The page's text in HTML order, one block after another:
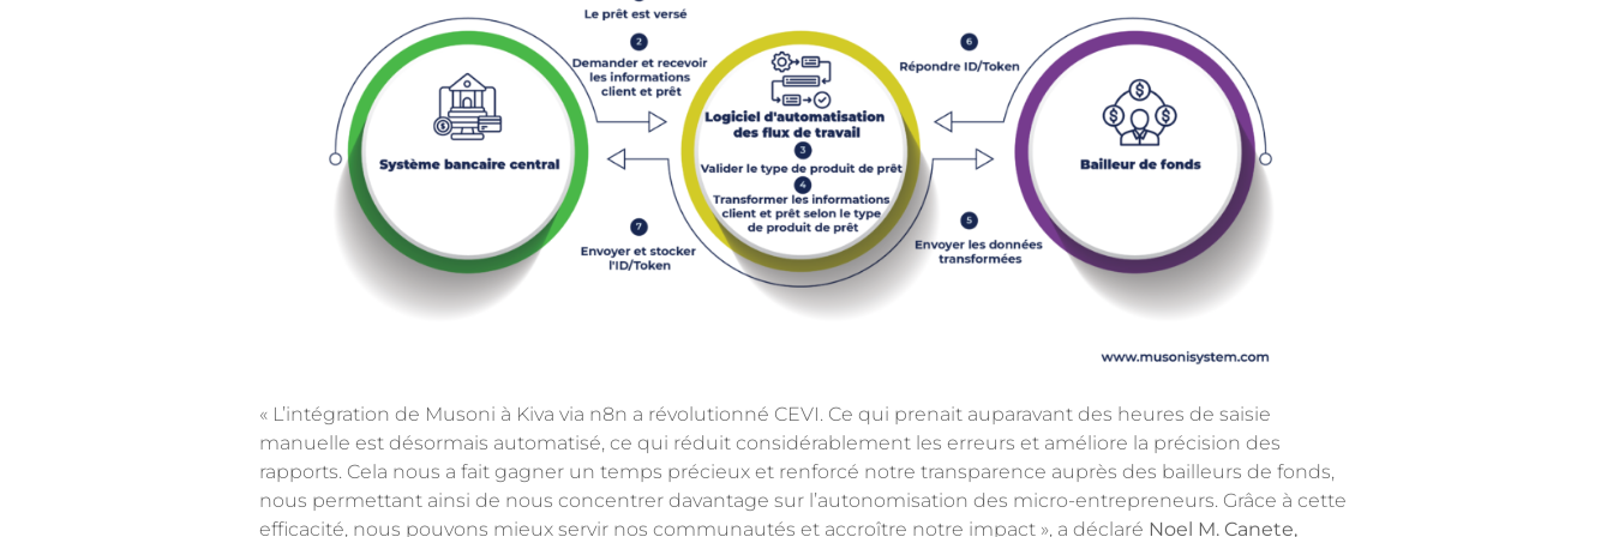
« L’intégration de Musoni à Kiva via n8n a révolutionné CEVI. Ce qui prenait auparavant des heures de saisie
manuelle est désormais automatisé, ce qui réduit considérablement les erreurs et améliore la précision des
rapports. Cela nous a fait gagner un temps précieux et renforcé notre transparence auprès des bailleurs de fonds,
nous permettant ainsi de nous concentrer davantage sur l’autonomisation des micro-entrepreneurs. Grâce à cette
efficacité, nous pouvons mieux servir nos communautés et accroître notre impact », a déclaré Noel M. Canete,